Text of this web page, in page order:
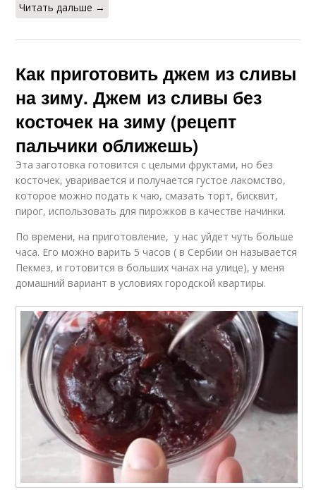
Читать дальше →
Как приготовить джем из сливы
на зиму. Джем из сливы без
косточек на зиму (рецепт
пальчики оближешь)
Эта заготовка готовится с целыми фруктами, но без
косточек, уваривается и получается густое лакомство,
которое можно подать к чаю, смазать торт, бисквит,
пирог, использовать для пирожков в качестве начинки.
По времени, на приготовление, у нас уйдет чуть больше
часа. Его можно варить 5 часов ( в Сербии он называется
Пекмез, и готовится в больших чанах на улице), у меня
домашний вариант в условиях городской квартиры.